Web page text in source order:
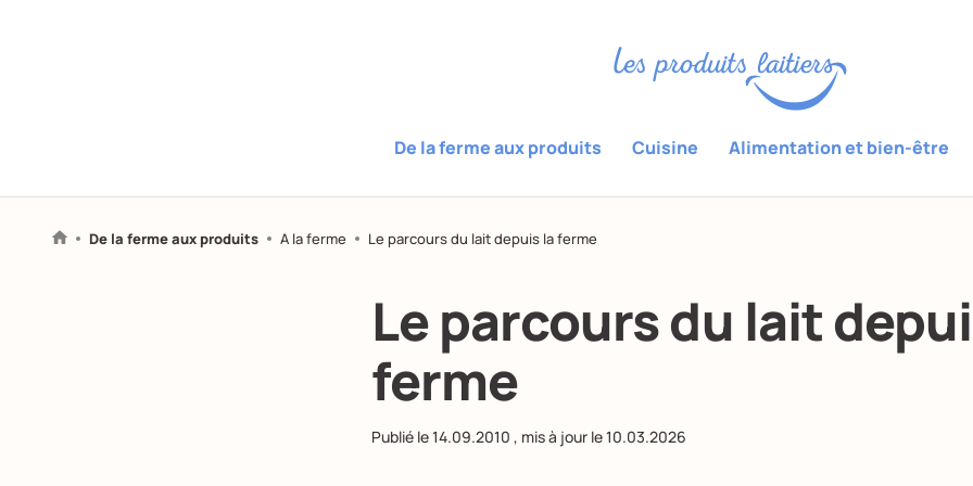
De la ferme aux produits Cuisine Alimentation et bien-être
De la ferme aux produits A la ferme Le parcours du lait depuis la ferme
Le parcours du lait
ferme
Publié le14.09.2010 , mis à jour le10.03.2026